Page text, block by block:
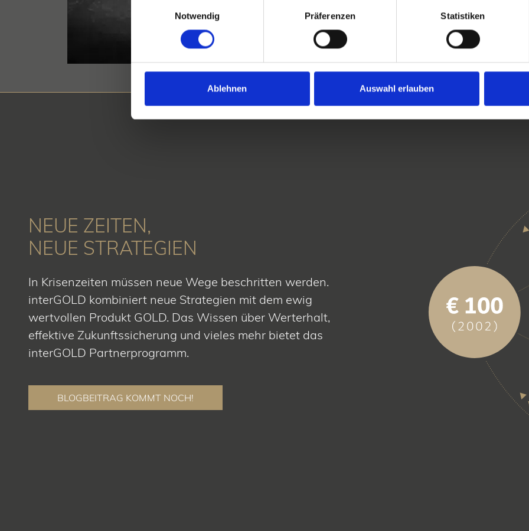
Notwendig
Präferenzen Statistiken
Ablehnen Auswahl erlauben
wir Sie
Steuer an-
NEUE ZEITEN,
NEUE STRATEGIEN
In Krisenzeiten müssen neue Wege beschritten werden.
interGOLD kombiniert neue Strategien mit dem ewig
wertvollen Produkt GOLD. Das Wissen über Werterhalt,
effektive Zukunftssicherung und vieles mehr bietet das
interGOLD Partnerprogramm.
BLOGBEITRAG KOMMT NOCH!